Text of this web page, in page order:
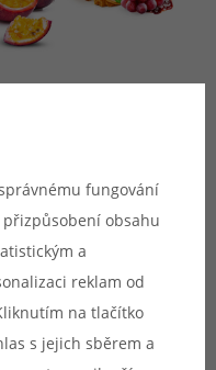
příchutí typu
o přípravu unikátních
milovníky ovoce, tak
vynikající směsi
Příchutě Adam's vape
republiky a prochází
pro uvedení na
z těch nejkvalitnějších
fungování
obsahu
a
reklam od
na tlačítko
s jejich sběrem a